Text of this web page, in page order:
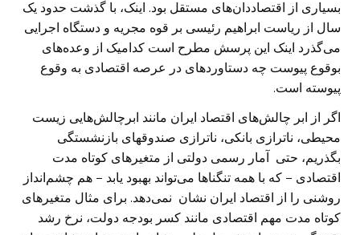
بسیاری از اقتصاددان‌های مستقل بود. اینک، با گذشت حدود یک
سال از ریاست ابراهیم رئیسی بر قوه مجریه و دستگاه اجرایی
می‌گذرد اینک این پرسش مطرح است کدامیک از وعده‌های
بوقوع پیوست چه دستاوردهای در عرصه اقتصادی به وقوع
پیوسته است.
اگر از ابر چالش‌های اقتصاد ایران مانند ابرچالش‌هایی زیست
محیطی، ناترازی بانکی، ناترازی صندوقهای بازنشستگی
بگذریم، حتی آمار رسمی دولتی از متغیرهای کوتاه مدت
اقتصادی – که با همه تنگناها می‌تواند بهبود یابد – هم چشم‌انداز
روشنی را از اقتصاد ایران نشان نمی‌دهد. برای مثال متغیرهای
کوتاه مدت مهم اقتصادی مانند کسر بودجه دولت، نرخ رشد